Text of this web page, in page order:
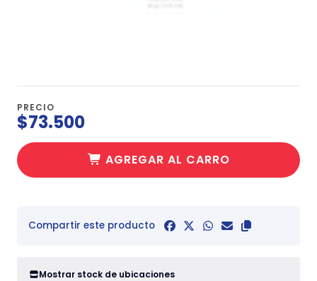
PRECIO
$73.500
AGREGAR AL CARRO
Compartir este producto
Mostrar stock de ubicaciones